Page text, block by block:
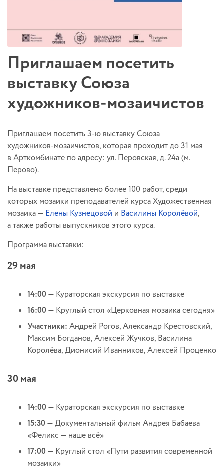
Приглашаем посетить
выставку Союза
художников-мозаичистов
Приглашаем посетить3-ю выставку Союза
художников-мозаичистов, которая проходит до 31 мая
в Арткомбинате по адресу: ул. Перовская, д. 24а (м.
Перово).
На выставке представлено более 100 работ, среди
которых мозаики преподавателей курса Художественная
мозаика — Елены Кузнецовой и Василины Королёвой,
а также работы выпускников этого курса.
Программа выставки:
29 мая
14:00 — Кураторская экскурсия по выставке
16:00 — Круглый стол «Церковная мозаика сегодня»
Участники: Андрей Рогов, Александр Крестовский,
Максим Богданов, Алексей Жучков, Василина
Королёва, Дионисий Иванников, Алексей Проценко
30 мая
14:00 — Кураторская экскурсия по выставке
15:30 — Документальный фильм Андрея Бабаева
«Феликс — наше всё»
17:00 — Круглый стол «Пути развития современной
мозаики»